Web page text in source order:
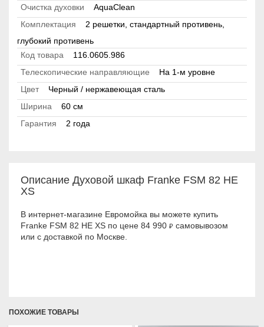
Очистка духовки
AquaClean
Комплектация
2 решетки, стандартный противень,
глубокий противень
Код товара
116.0605.986
Телескопические направляющие
На 1-м уровне
Цвет
Черный / нержавеющая сталь
Ширина
60 см
Гарантия
2 года
Описание Духовой шкаф Franke FSM 82 HE
XS
В интернет-магазине Евромойка вы можете купить
Franke FSM 82 HE XS по цене 84 990 ₽ самовывозом
или с доставкой по Москве.
ПОХОЖИЕ ТОВАРЫ